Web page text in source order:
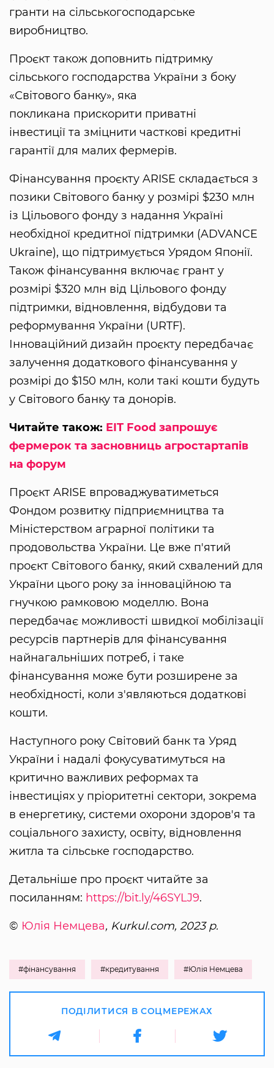
гранти на сільськогосподарське
виробництво.
Проєкт також доповнить підтримку
сільського господарства України з боку
«Світового банку», яка
покликана прискорити приватні
інвестиції та зміцнити часткові кредитні
гарантії для малих фермерів.
Фінансування проєкту ARISE складається з
позики Світового банку у розмірі $230 млн
із Цільового фонду з надання Україні
необхідної кредитної підтримки (ADVANCE
Ukraine), що підтримується Урядом Японії.
Також фінансування включає грант у
розмірі $320 млн від Цільового фонду
підтримки, відновлення, відбудови та
реформування України (URTF).
Інноваційний дизайн проєкту передбачає
залучення додаткового фінансування у
розмірі до $150 млн, коли такі кошти будуть
у Світового банку та донорів.
Читайте також: EIT Food запрошує
фермерок та засновниць агростартапів
на форум
Проєкт ARISE впроваджуватиметься
Фондом розвитку підприємництва та
Міністерством аграрної політики та
продовольства України. Це вже п'ятий
проєкт Світового банку, який схвалений для
України цього року за інноваційною та
гнучкою рамковою моделлю. Вона
передбачає можливості швидкої мобілізації
ресурсів партнерів для фінансування
найнагальніших потреб, і таке
фінансування може бути розширене за
необхідності, коли з'являються додаткові
кошти.
Наступного року Світовий банк та Уряд
України і надалі фокусуватимуться на
критично важливих реформах та
інвестиціях у пріоритетні сектори, зокрема
в енергетику, системи охорони здоров'я та
соціального захисту, освіту, відновлення
житла та сільське господарство.
Детальніше про проєкт читайте за
посиланням: https://bit.ly/46SYLJ9.
© Юлія Немцева, Kurkul.com, 2023 р.
#фінансування #кредитування #Юлія Немцева
ПОДІЛИТИСЯ В СОЦМЕРЕЖАХ